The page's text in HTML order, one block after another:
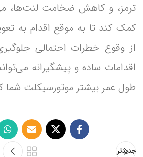
ترمز، و کاهش ضخامت لنت‌ها،
کمک کند تا به موقع اقدام به
از وقوع خطرات احتمالی
اقدامات ساده و پیشگیرانه
طول عمر بیشتر موتورسیکلت شما
جدیدتر